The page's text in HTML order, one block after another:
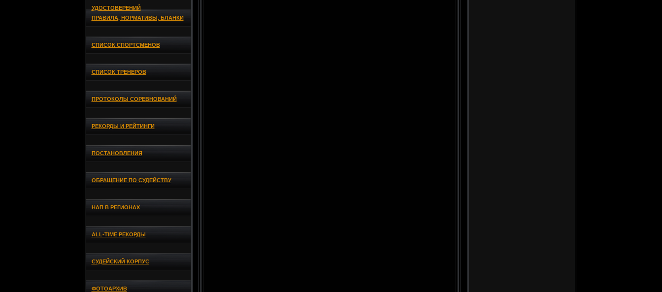
УДОСТОВЕРЕНИЙ
ПРАВИЛА, НОРМАТИВЫ, БЛАНКИ
СПИСОК СПОРТСМЕНОВ
СПИСОК ТРЕНЕРОВ
ПРОТОКОЛЫ СОРЕВНОВАНИЙ
РЕКОРДЫ И РЕЙТИНГИ
ПОСТАНОВЛЕНИЯ
ОБРАЩЕНИЕ ПО СУДЕЙСТВУ
НАП В РЕГИОНАХ
ALL-TIME РЕКОРДЫ
СУДЕЙСКИЙ КОРПУС
ФОТОАРХИВ